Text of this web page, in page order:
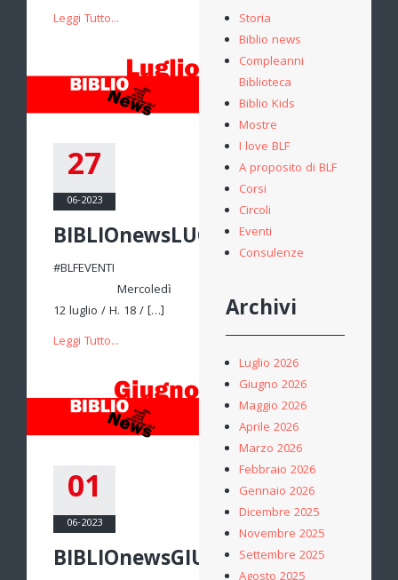
Leggi Tutto...
27
06-2023
BIBLIOnewsLUGLIO
#BLFEVENTI
Mercoledì
12 luglio / H. 18 / […]
Leggi Tutto...
01
06-2023
BIBLIOnewsGIUGNO
Storia
Biblio news
Compleanni
Biblioteca
Biblio Kids
Mostre
I love BLF
A proposito di BLF
Corsi
Circoli
Eventi
Consulenze
Archivi
Luglio 2026
Giugno 2026
Maggio 2026
Aprile 2026
Marzo 2026
Febbraio 2026
Gennaio 2026
Dicembre 2025
Novembre 2025
Settembre 2025